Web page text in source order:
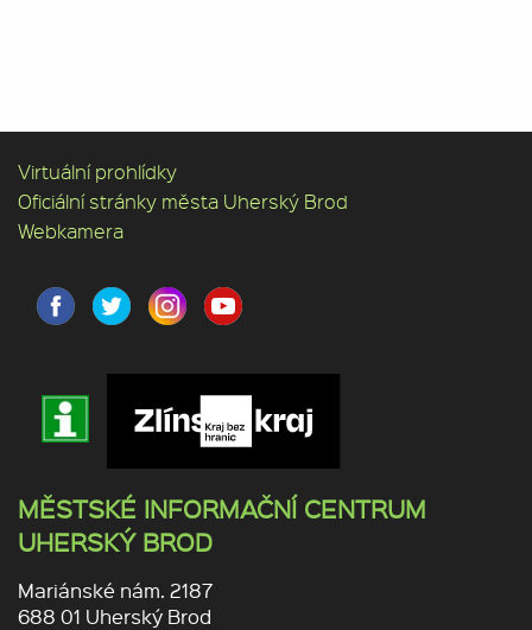
Virtuální prohlídky
Oficiální stránky města Uherský Brod
Webkamera
MĚSTSKÉ INFORMAČNÍ CENTRUM
UHERSKÝ BROD
Mariánské nám. 2187
688 01 Uherský Brod